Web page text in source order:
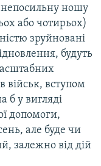
непосильну ношу
або чотирьох)
зруйновані
будуть
військ, вступом
б у вигляді
допомоги,
але буде чи
залежно від дій